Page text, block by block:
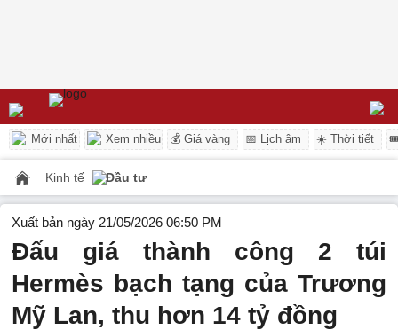
Mới nhất Xem nhiều 💰 Giá vàng 📅 Lịch âm ☀️ Thời tiết
Kinh tế Đầu tư
Xuất bản ngày 21/05/2026 06:50 PM
Đấu giá thành công 2 túi
Hermès bạch tạng của Trương
Mỹ Lan, thu hơn 14 tỷ đồng